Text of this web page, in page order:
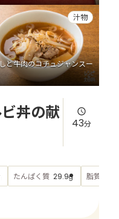
と牛肉のコチュジャンスー
汁物
丼の献
43分
たんぱく質 29.9g 脂質